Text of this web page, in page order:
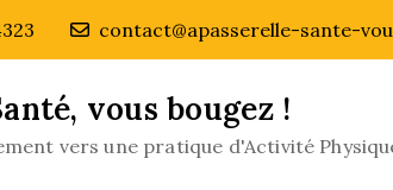
contact@apasserelle-sante-
vous bougez !
vers une pratique d'Activité